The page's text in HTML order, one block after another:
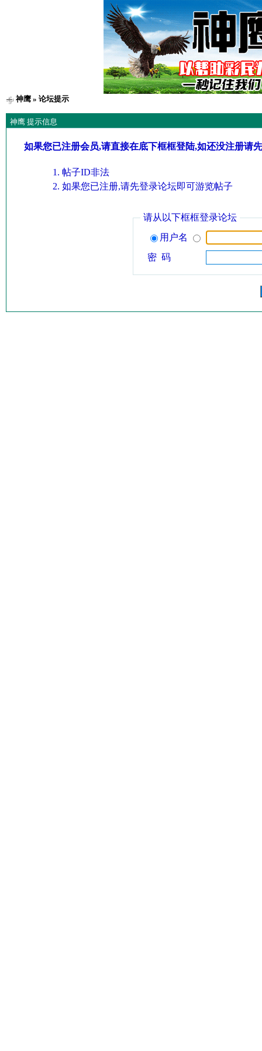
神鹰» 论坛提示
神鹰 提示信息
如果您已注册会员,请直接在底下框框登陆,如还没注册请
帖子ID非法
如果您已注册,请先登录论坛即可游览帖子
请从以下框框登录论坛
用户名
密 码